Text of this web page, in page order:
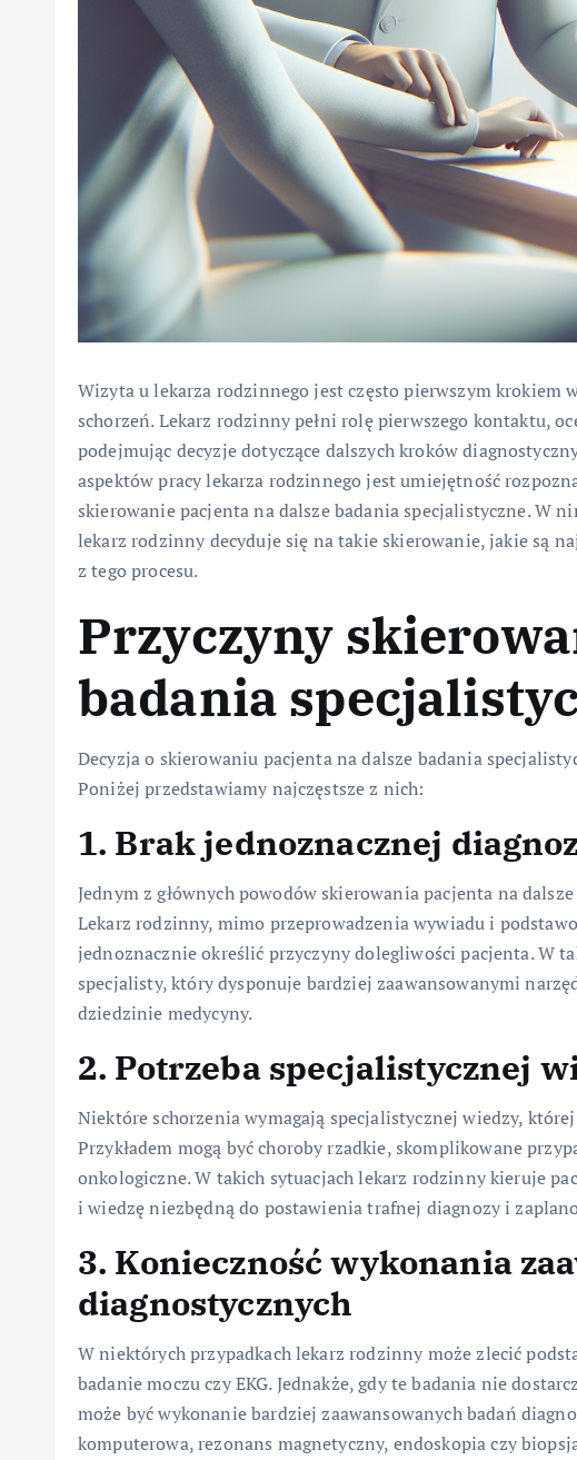
Wizyta u lekarza rodzinnego jest często pierwszym krokiem
schorzeń. Lekarz rodzinny pełni rolę pierwszego kontaktu,
podejmując decyzje dotyczące dalszych kroków
aspektów pracy lekarza rodzinnego jest umiejętność
skierowanie pacjenta na dalsze badania specjalistyczne. W
lekarz rodzinny decyduje się na takie skierowanie, jakie są
z tego procesu.
Przyczyny
badania
Decyzja o skierowaniu pacjenta na dalsze badania
Poniżej przedstawiamy najczęstsze z nich:
1. Brak jednoznacznej
Jednym z głównych powodów skierowania pacjenta na
Lekarz rodzinny, mimo przeprowadzenia wywiadu i
jednoznacznie określić przyczyny dolegliwości pacjenta. W
specjalisty, który dysponuje bardziej zaawansowanymi
dziedzinie medycyny.
2. Potrzeba specjalistycznej
Niektóre schorzenia wymagają specjalistycznej wiedzy,
Przykładem mogą być choroby rzadkie, skomplikowane
onkologiczne. W takich sytuacjach lekarz rodzinny kieruje
i wiedzę niezbędną do postawienia trafnej diagnozy i
3. Konieczność wykonania
diagnostycznych
W niektórych przypadkach lekarz rodzinny może zlecić
badanie moczu czy EKG. Jednakże, gdy te badania nie
może być wykonanie bardziej zaawansowanych badań
komputerowa, rezonans magnetyczny, endoskopia czy